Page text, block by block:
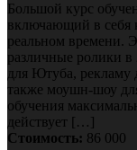
Большой курс
включающий в себя
реальном времени.
различные ролики
для Ютуба,
также моушн-шоу
обучения
действует […]
Стоимость: 86 000